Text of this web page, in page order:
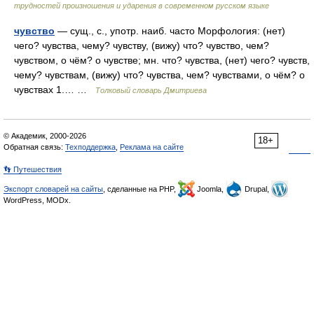
трудностей произношения и ударения в современном русском языке
чувство — сущ., с., употр. наиб. часто Морфология: (нет)
чего? чувства, чему? чувству, (вижу) что? чувство, чем?
чувством, о чём? о чувстве; мн. что? чувства, (нет) чего? чувств,
чему? чувствам, (вижу) что? чувства, чем? чувствами, о чём? о
чувствах 1.… …
Толковый словарь Дмитриева
18+
© Академик, 2000-2026
Обратная связь: Техподдержка Реклама на сайте
👣 Путешествия
Экспорт словарей на сайты , сделанные на PHP, Joomla,
Drupal,
WordPress, MODx.